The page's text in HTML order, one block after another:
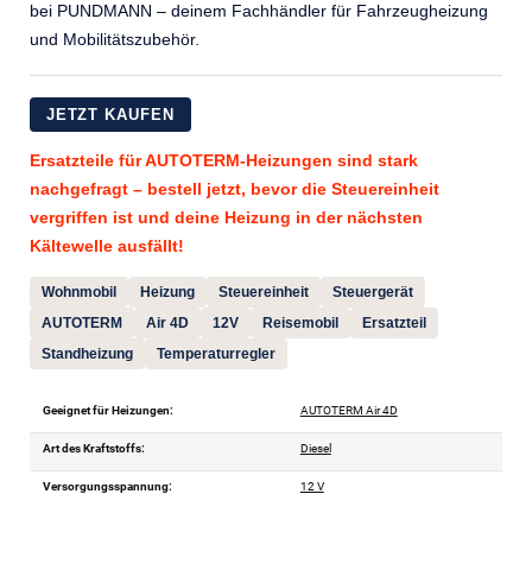
bei PUNDMANN – deinem Fachhändler für Fahrzeugheizung
und Mobilitätszubehör.
JETZT KAUFEN
Ersatzteile für AUTOTERM-Heizungen sind stark
nachgefragt – bestell jetzt, bevor die Steuereinheit
vergriffen ist und deine Heizung in der nächsten
Kältewelle ausfällt!
Wohnmobil Heizung Steuereinheit
Steuergerät
AUTOTERM
Air 4D 12V Reisemobil
Ersatzteil
Standheizung
Temperaturregler
Geeignet für Heizungen: AUTOTERM Air 4D
Art des Kraftstoffs: Diesel
Versorgungsspannung: 12 V